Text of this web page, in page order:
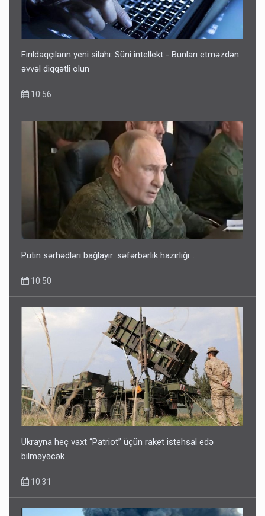
Fırıldaqçıların yeni silahı: Süni intellekt - Bunları etməzdən
əvvəl diqqətli olun
10:56
Putin sərhədləri bağlayır: səfərbərlik hazırlığı...
10:50
Ukrayna heç vaxt “Patriot” üçün raket istehsal edə
bilməyəcək
10:31